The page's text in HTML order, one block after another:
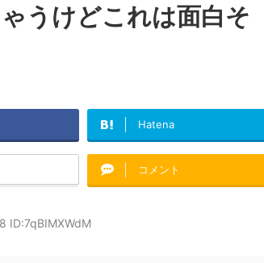
うけどこれは面白そ
Hatena
コメント
ID:7qBIMXWdM